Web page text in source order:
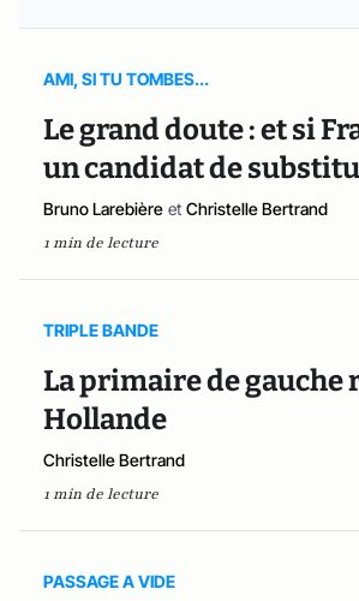
AMI, SI TU TOMBES...
Le grand doute : et si
un candidat de
Bruno Larebière et Christelle Bertrand
1 min de lecture
TRIPLE BANDE
La primaire de gauche
Hollande
Christelle Bertrand
1 min de lecture
PASSAGE A VIDE